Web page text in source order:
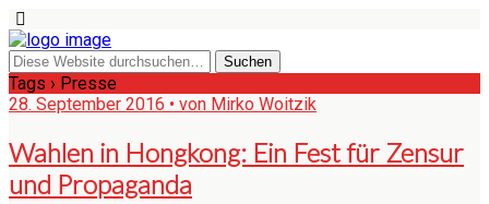
Tags › Presse
28. September 2016 • von Mirko Woitzik
Wahlen in Hongkong: Ein Fest für Zensur
und Propaganda